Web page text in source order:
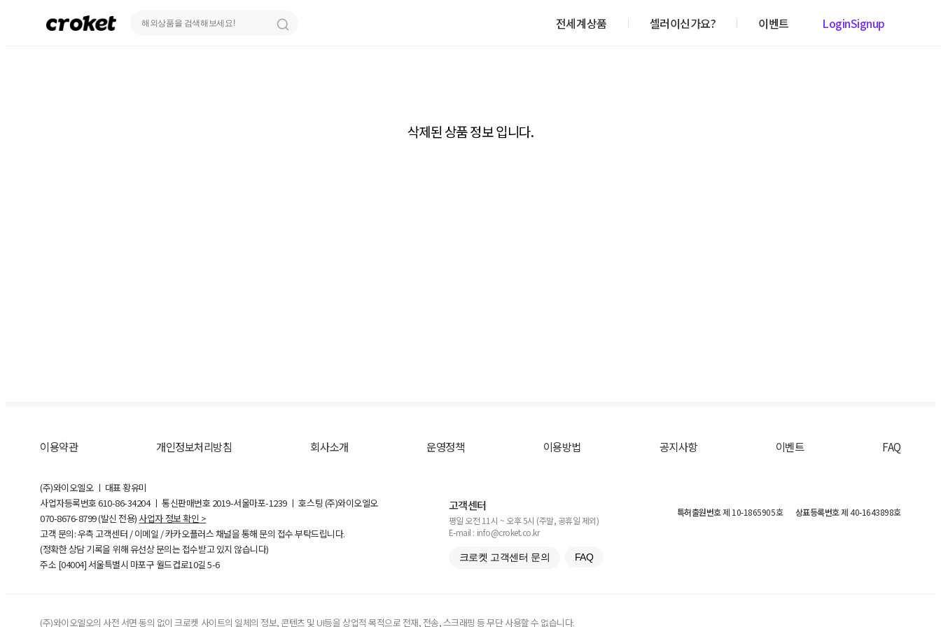
전세계상품 셀러이신가요? 이벤트 LoginSignup
삭제된 상품 정보 입니다.
이용약관 개인정보처리방침 회사소개 운영정책 이용방법 공지사항 이벤트 FAQ
(주)와이오엘오 ㅣ 대표 황유미
사업자등록번호610-86-34204ㅣ 통신판매번호 2019-서울마포-1239 ㅣ 호스팅 (주)와이오엘오
070-8676-8799 (발신 전용) 사업자 정보 확인 >
고객 문의: 우측 고객센터 / 이메일 / 카카오플러스 채널을 통해 문의 접수 부탁드립니다.
(정확한 상담 기록을 위해 유선상 문의는 접수받고 있지 않습니다)
주소 [04004] 서울특별시 마포구 월드컵로10길5-6
고객센터
평일 오전 11시 ~ 오후 5시 (주말, 공휴일 제외)
E-mail : info@croket.co.kr
크로켓 고객센터 문의 FAQ
특허출원번호제 10-1865905호 상표등록번호제 40-1643898호
(주)와이오엘오의 사전 서면 동의 없이 크로켓 사이트의 일체의 정보, 콘텐츠 및 UI등을 상업적 목적으로 전재, 전송, 스크래핑 등 무단 사용할 수 없습니다.